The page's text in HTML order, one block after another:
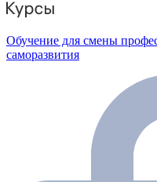
Обучение для смены
саморазвития